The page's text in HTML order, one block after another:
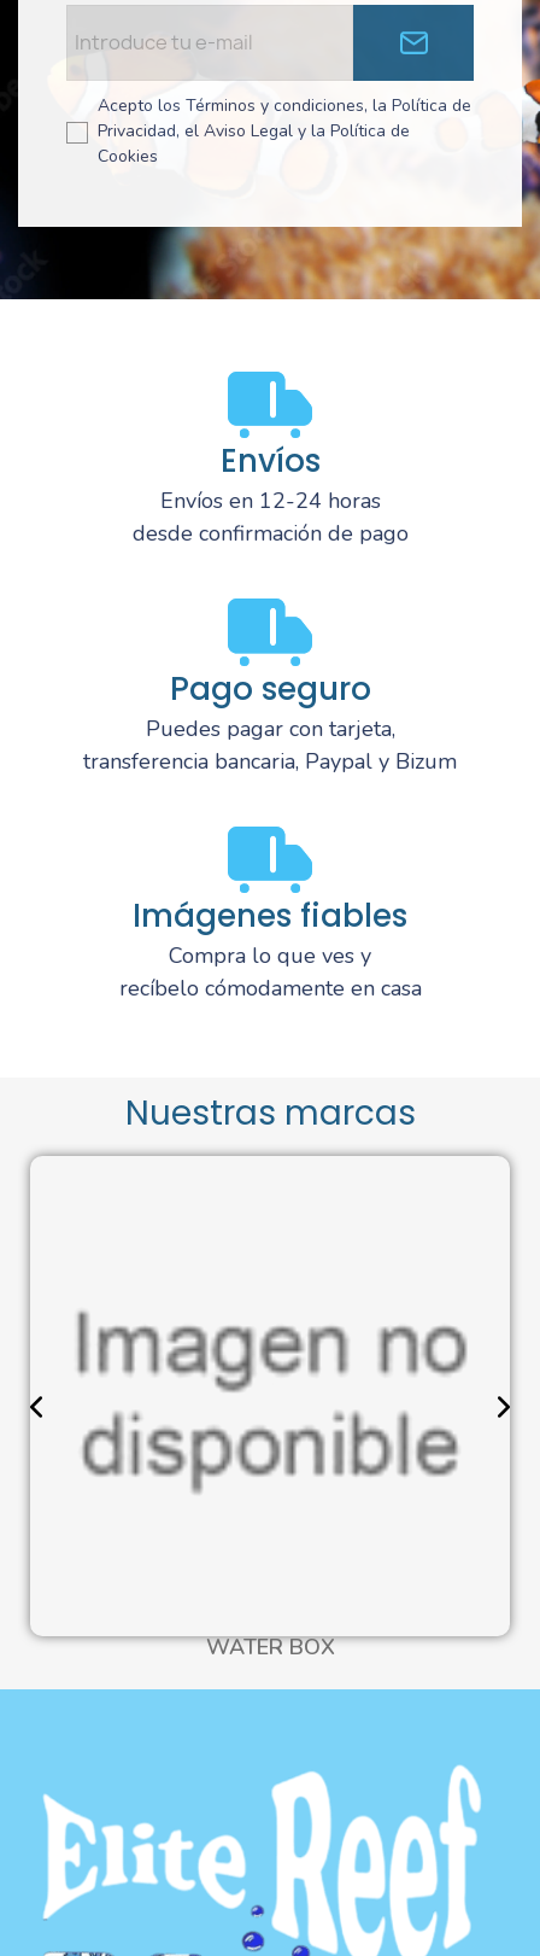
Acepto los Términos y condiciones, la Política de
Privacidad, el Aviso Legal y la Política de
Cookies
Envíos
Envíos en 12-24 horas
desde confirmación de pago
Pago seguro
Puedes pagar con tarjeta,
transferencia bancaria, Paypal y Bizum
Imágenes fiables
Compra lo que ves y
recíbelo cómodamente en casa
Nuestras marcas
WATER BOX